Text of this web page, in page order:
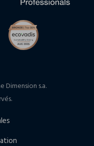
s.a.